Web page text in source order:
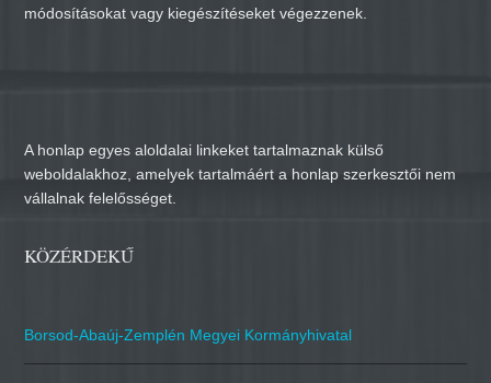
módosításokat vagy kiegészítéseket végezzenek.
A honlap egyes aloldalai linkeket tartalmaznak külső
weboldalakhoz, amelyek tartalmáért a honlap szerkesztői nem
vállalnak felelősséget.
KÖZÉRDEKŰ
Borsod-Abaúj-Zemplén Megyei Kormányhivatal